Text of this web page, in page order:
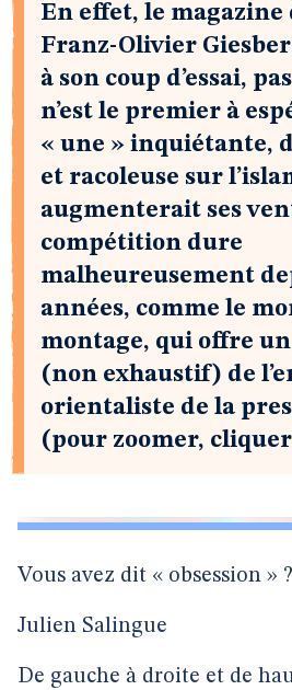
En effet, le
Franz-Olivier
à son coup d’essai,
n’est le premier à
« une » inquiétante,
et racoleuse sur
augmenterait ses
compétition dure
malheureusement
années, comme le
montage, qui offre
(non exhaustif) de
orientaliste de la
(pour zoomer,
Vous avez dit « obsession » ?
Julien Salingue
De gauche à droite et de